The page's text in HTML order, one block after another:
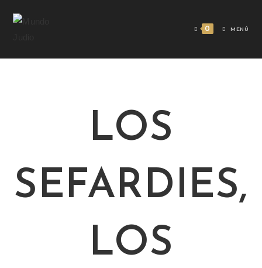
0 MENÚ
LOS
SEFARDIES,
LOS